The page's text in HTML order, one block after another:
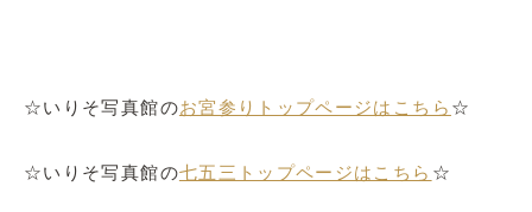
☆いりそ写真館のお宮参りトップページはこちら ☆
☆いりそ写真館の七五三トップページはこちら ☆